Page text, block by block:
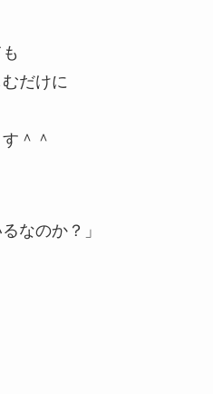
だけに
＾＾
なのか？」